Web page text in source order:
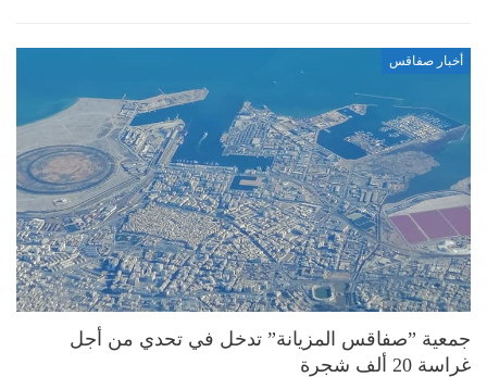
أخبار صفاقس
جمعية ”صفاقس المزيانة” تدخل في تحدي من أجل
غراسة 20 ألف شجرة